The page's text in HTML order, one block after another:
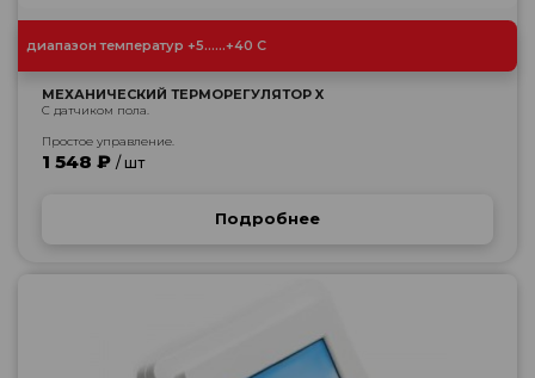
диапазон температур +5......+40 С
МЕХАНИЧЕСКИЙ ТЕРМОРЕГУЛЯТОР X
С датчиком пола.
Простое управление.
1 548 ₽ / шт
Подробнее